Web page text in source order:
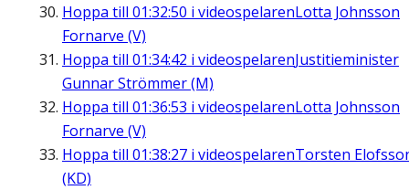
Hoppa till 01:32:50 i videospelarenLotta Johnsson
Fornarve (V)
Hoppa till 01:34:42 i videospelarenJustitieminister
Gunnar Strömmer (M)
Hoppa till 01:36:53 i videospelarenLotta Johnsson
Fornarve (V)
Hoppa till 01:38:27 i videospelarenTorsten
(KD)